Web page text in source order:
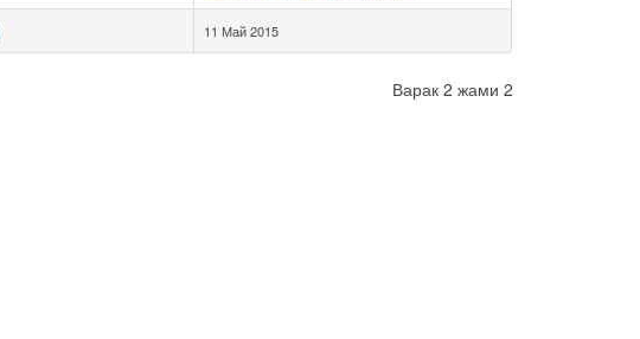
11 Май 2015
Варак 2 жами 2